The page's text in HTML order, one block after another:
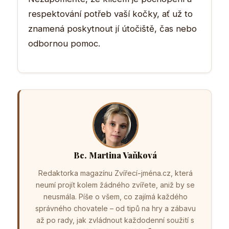
respektování potřeb vaší kočky, ať už to
znamená poskytnout jí útočiště, čas nebo
odbornou pomoc.
Bc. Martina Vaňková
Redaktorka magazínu Zvířecí-jména.cz, která
neumí projít kolem žádného zvířete, aniž by se
neusmála. Píše o všem, co zajímá každého
správného chovatele – od tipů na hry a zábavu
až po rady, jak zvládnout každodenní soužití s